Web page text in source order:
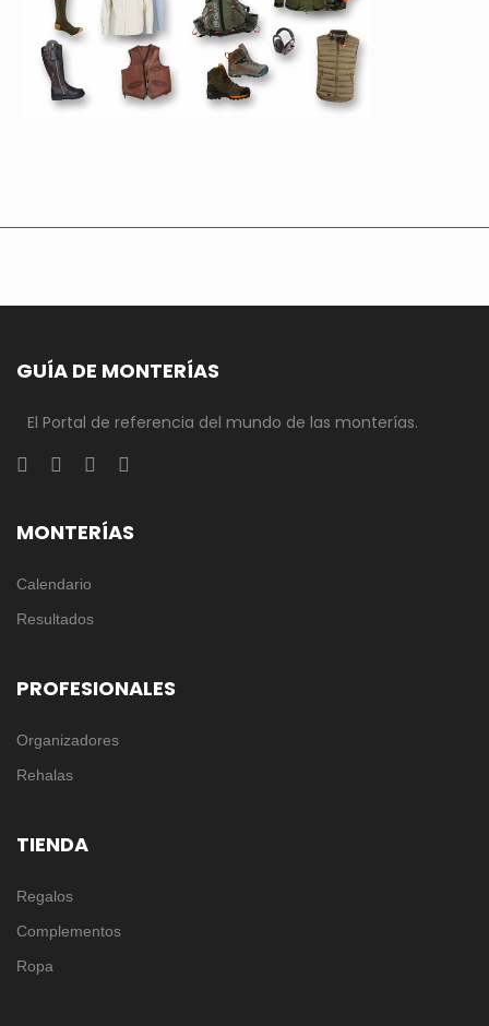
GUÍA DE MONTERÍAS
El Portal de referencia del mundo de las monterías.
MONTERÍAS
Calendario
Resultados
PROFESIONALES
Organizadores
Rehalas
TIENDA
Regalos
Complementos
Ropa